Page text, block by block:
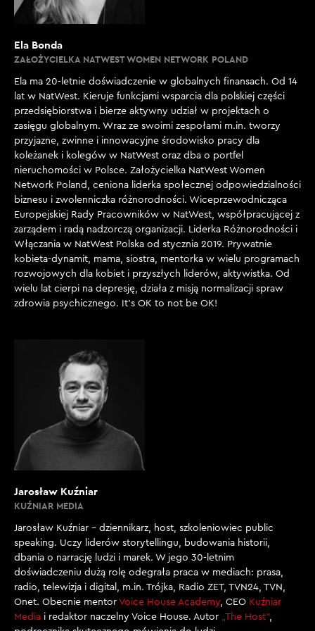
REDAKTOR J. KUŹNIAR: Zanim wprowadzimy gościa,
Dzień dobry, pani Elu.
[00:01:44]
E. BONDA: Dzień dobry, panie Jarku.
[00:01:45]
REDAKTOR J. KUŹNIAR: I jak? Jesteś gotowa do nowej
roli?
[00:01:47]
E. BONDA: Jestem bardzo podekscytowana nową
możliwością, nową rolą, nowym zadaniem, nową
przygodą w życiu i bardzo, bardzo zestresowana.
[00:01:58]
REDAKTOR J. KUŹNIAR: Za pierwszym razem kiedy się
odegrałaś osobę, która była zdystansowana do
[00:02:07]
E. BONDA: Fizycznie to chyba nie do końca udało się
wszystko ukryć z tych stresowych rzeczy, ale
rzeczywiście poczucie swobody miałam, natomiast
jednocześnie łatwiejszej, bo byłam gościem, a ty byłeś
prowadzącym. Dzisiaj zaczynam nową przygodę i
jestem z tobą współprowadzącą, więc jest to stres, ale
taki bardzo pozytywny, nakręcający. Patrzę na to z
dużym zaciekawieniem, na siebie w tym wszystkim, na
nową przygodę, ale też na to, co dobrego możemy dać
ludziom i społeczeństwu.
[00:02:37]
Ela Bonda
ZAŁOŻYCIELKA NATWEST WOMEN NETWORK POLAND
Ela ma 20-letnie doświadczenie w globalnych finansach. Od 14
lat w NatWest. Kieruje funkcjami wsparcia dla polskiej części
przedsiębiorstwa i bierze aktywny udział w projektach o
zasięgu globalnym. Wraz ze swoimi zespołami m.in. tworzy
przyjazne, zwinne i innowacyjne środowisko pracy dla
koleżanek i kolegów w NatWest oraz dba o portfel
nieruchomości w Polsce. Założycielka NatWest Women
Network Poland, ceniona liderka społecznej odpowiedzialności
biznesu i zwolenniczka różnorodności. Wiceprzewodnicząca
Europejskiej Rady Pracowników w NatWest, współpracującej z
zarządem i radą nadzorczą organizacji. Liderka Różnorodności i
Włączania w NatWest Polska od stycznia 2019. Prywatnie
kobieta-dynamit, mama, siostra, mentorka w wielu programach
rozwojowych dla kobiet i przyszłych liderów, aktywistka. Od
wielu lat cierpi na depresję, działa z misją normalizacji spraw
zdrowia psychicznego. It’s OK to not be OK!
Jarosław Kuźniar
KUŹNIAR MEDIA
Jarosław Kuźniar – dziennikarz, host, szkoleniowiec public
speaking. Uczy liderów storytellingu, budowania historii,
dbania o narrację ludzi i marek. W jego 30-letnim
doświadczeniu dużą rolę odegrała praca w mediach: prasa,
radio, telewizja i digital, m.in. Trójka, Radio ZET, TVN24, TVN,
Onet. Obecnie mentor Voice House Academy, CEO Kuźniar
Media i redaktor naczelny Voice House. Autor „The Host”,